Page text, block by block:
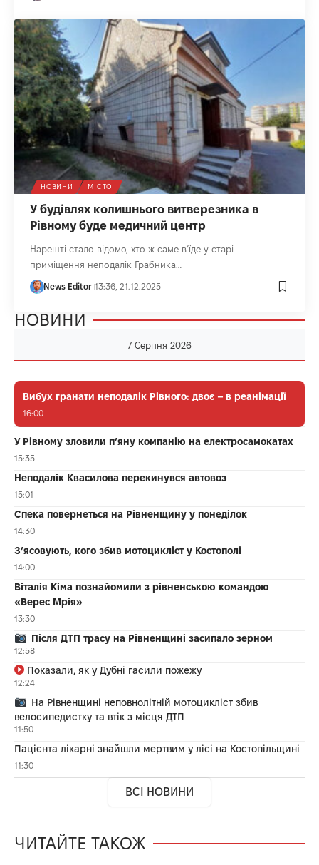
НОВИНИ МІСТО
У будівлях колишнього витверезника в
Рівному буде медичний центр
Нарешті стало відомо, хто ж саме в’їде у старі
приміщення неподалік Грабника…
News Editor 13:36, 21.12.2025
НОВИНИ
7 Серпня 2026
Вибух гранати неподалік Рівного: двоє – в реанімації
16:00
У Рівному зловили п’яну компанію на електросамокатах
15:35
Неподалік Квасилова перекинувся автовоз
15:01
Спека повернеться на Рівненщину у понеділок
14:30
З’ясовують, кого збив мотоцикліст у Костополі
14:00
Віталія Кіма познайомили з рівненською командою
«Верес Мрія»
13:30
Після ДТП трасу на Рівненщині засипало зерном
12:58
Показали, як у Дубні гасили пожежу
12:24
На Рівненщині неповнолітній мотоцикліст збив
велосипедистку та втік з місця ДТП
11:50
Пацієнта лікарні знайшли мертвим у лісі на Костопільщині
11:30
ВСІ НОВИНИ
ЧИТАЙТЕ ТАКОЖ